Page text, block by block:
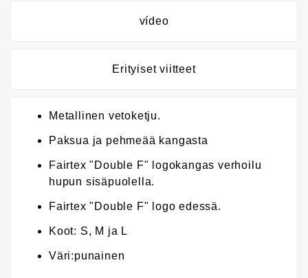
vídeo
Erityiset viitteet
Metallinen vetoketju.
Paksua ja pehmeää kangasta
Fairtex "Double F" logokangas verhoilu
hupun sisäpuolella.
Fairtex "Double F" logo edessä.
Koot: S, M ja L
Väri:punainen